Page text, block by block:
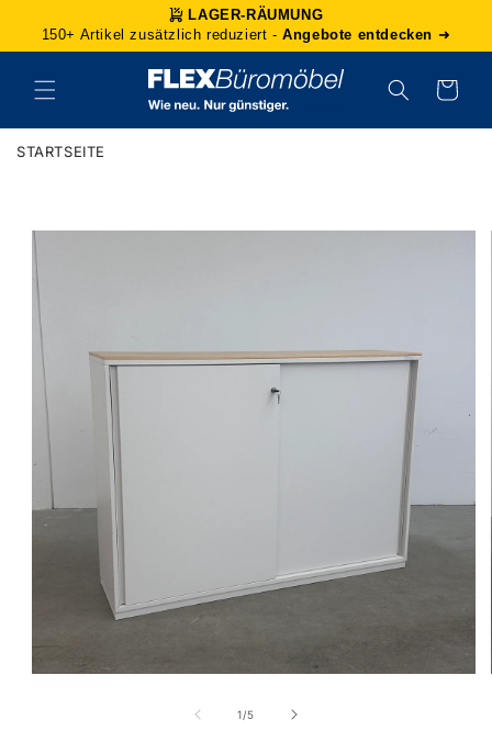
LAGER-RÄUMUNG
150+ Artikel zusätzlich reduziert -Angebote entdecken ➜
zum
Inhalt
Warenkorb
STARTSEITE
1/von
5